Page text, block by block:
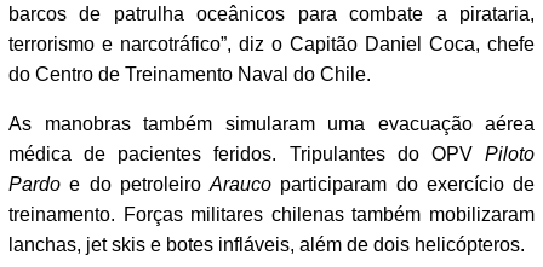
barcos de patrulha oceânicos para combate a pirataria,
terrorismo e narcotráfico”, diz o Capitão Daniel Coca, chefe
do Centro de Treinamento Naval do Chile.
As manobras também simularam uma evacuação aérea
médica de pacientes feridos. Tripulantes do OPV Piloto
Pardo e do petroleiro Arauco participaram do exercício de
treinamento. Forças militares chilenas também mobilizaram
lanchas, jet skis e botes infláveis, além de dois helicópteros.